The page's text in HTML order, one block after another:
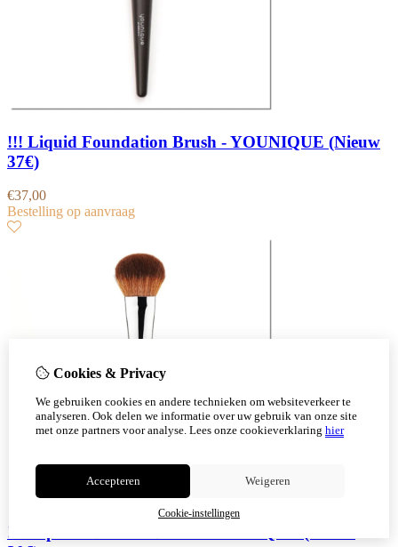
!!! Liquid Foundation Brush - YOUNIQUE (Nieuw
37€)
€37,00
Bestelling op aanvraag
!!! Tapered Blusher Brush- YOUNIQUE (Nieuw
Cookies & Privacy
We gebruiken cookies en andere technieken om websiteverkeer te
analyseren. Ook delen we informatie over uw gebruik van onze site
met onze partners voor analyse. Lees onze cookieverklaring hier
Accepteren Weigeren
Cookie-instellingen